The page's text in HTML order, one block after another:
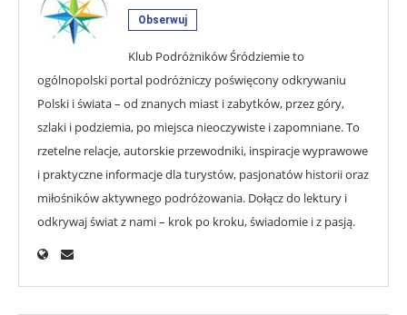
Obserwuj
Klub Podróżników Śródziemie to
ogólnopolski portal podróżniczy poświęcony odkrywaniu
Polski i świata – od znanych miast i zabytków, przez góry,
szlaki i podziemia, po miejsca nieoczywiste i zapomniane. To
rzetelne relacje, autorskie przewodniki, inspiracje wyprawowe
i praktyczne informacje dla turystów, pasjonatów historii oraz
miłośników aktywnego podróżowania. Dołącz do lektury i
odkrywaj świat z nami – krok po kroku, świadomie i z pasją.